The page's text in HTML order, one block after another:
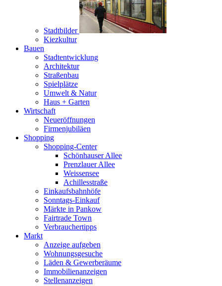
Stadtbilder
Kiezkultur
Bauen
Stadtentwicklung
Architektur
Straßenbau
Spielplätze
Umwelt & Natur
Haus + Garten
Wirtschaft
Neueröffnungen
Firmenjubiläen
Shopping
Shopping-Center
Schönhauser Allee
Prenzlauer Allee
Weissensee
Achillesstraße
Einkaufsbahnhöfe
Sonntags-Einkauf
Märkte in Pankow
Fairtrade Town
Verbrauchertipps
Markt
Anzeige aufgeben
Wohnungsgesuche
Läden & Gewerberäume
Immobilienanzeigen
Stellenanzeigen